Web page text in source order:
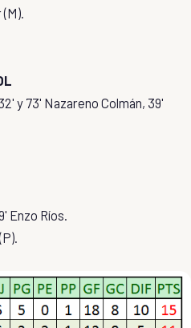
y 73' Nazareno Colmán, 39'
Enzo Ríos.